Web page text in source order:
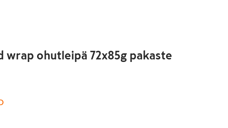
wrap ohutleipä 72x85g pakaste